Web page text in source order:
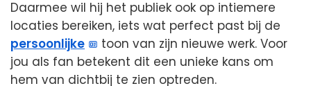
Daarmee wil hij het publiek ook op intiemere
locaties bereiken, iets wat perfect past bij de
persoonlijke
toon van zijn nieuwe werk. Voor
jou als fan betekent dit een unieke kans om
hem van dichtbij te zien optreden.